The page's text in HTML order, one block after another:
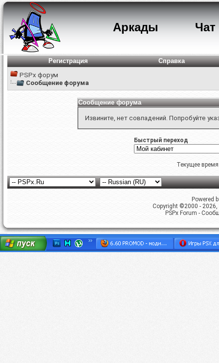
Аркады Чат
Регистрация
Справка
PSPx форум
Сообщение форума
Сообщение форума
Извините, нет совпадений. Попробуйте
Быстрый переход
Текущее
Powered
Copyright ©2000 -
PSPx Forum -